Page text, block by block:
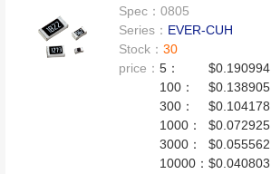
Spec：0805
Series： EVER-CUH
Stock：30
price：5：
$0.190994
100：
$0.138905
300：
$0.104178
1000：
$0.072925
3000：
$0.055562
10000：$0.040803